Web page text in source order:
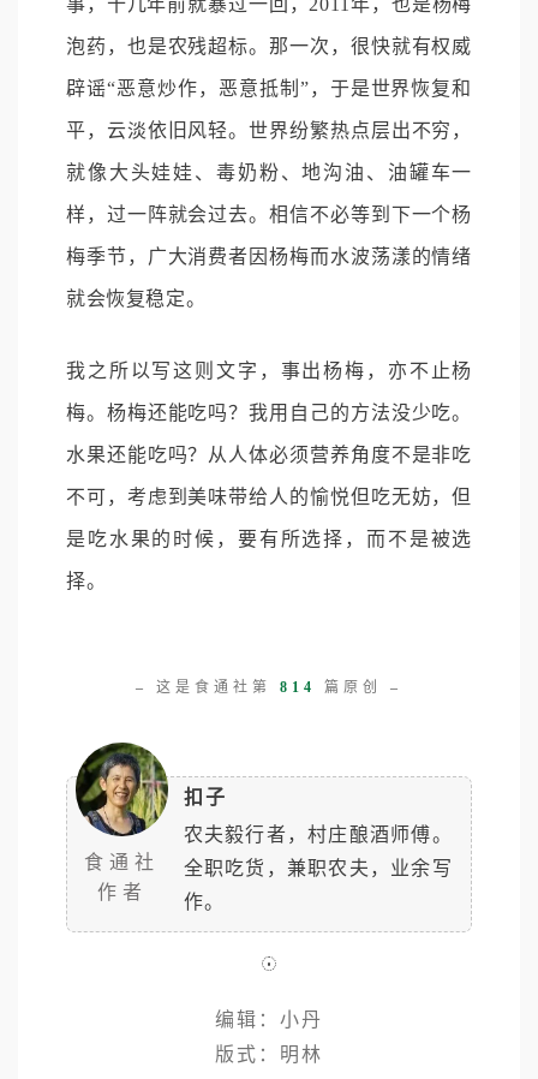
事，十几年前就暴过一回，2011年，也是杨梅
泡药，也是农残超标。那一次，很快就有权威
辟谣“恶意炒作，恶意抵制”，于是世界恢复和
平，云淡依旧风轻。世界纷繁热点层出不穷，
就像大头娃娃、毒奶粉、地沟油、油罐车一
样，过一阵就会过去。相信不必等到下一个杨
梅季节，广大消费者因杨梅而水波荡漾的情绪
就会恢复稳定。
我之所以写这则文字，事出杨梅，亦不止杨
梅。杨梅还能吃吗？我用自己的方法没少吃。
水果还能吃吗？从人体必须营养角度不是非吃
不可，考虑到美味带给人的愉悦但吃无妨，但
是吃水果的时候，要有所选择，而不是被选
择。
– 这是食通社第 814 篇原创 –
食通社
作者
扣子
农夫毅行者，村庄酿酒师傅。
全职吃货，兼职农夫，业余写
作。
编辑：小丹
版式：明林